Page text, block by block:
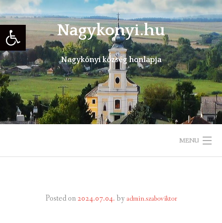
Eszköztár megnyitása
Skip
to
content
Nagykonyi.hu
Nagykónyi község honlapja
MENU
TELEPÜLÉSÜNKRŐL
Posted on2024.07.04.by admin.szaboviktor